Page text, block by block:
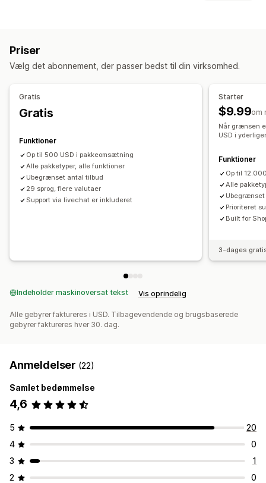
Tilbud og anbefalinger
Produkttilføjelser
Ofte købt sammen
Sampak
Anbefalinger med kunstig intelligens
Prioriteret behandling
Analyser
Klikrater Konverteringsrater
Ydeevne af tragt
Pakker med uendelige muligheder
Engrospakker Relaterede produkter Digitale produkter
Antalsbegrænsning
Faste rabatter
Procentrabatter
Køb én, og få én gratis Engrospriser
Priser
Vælg det abonnement, der passer bedst til din virksomhed.
Gratis
Gratis
Funktioner
Op til 500 USD i pakkeomsætning
Alle pakketyper, alle funktioner
Ubegrænset antal tilbud
29 sprog, flere valutaer
Support via livechat er inkluderet
Starter
$9.99om
Når grænsen
USD i
Funktioner
Op til
Alle
Prioriteret
Built for
3-dages
Indeholder maskinoversat tekst Vis oprindelig
Alle gebyrer faktureres i USD. Tilbagevendende og brugsbaserede
gebyrer faktureres hver 30. dag.
Anmeldelser (22)
Samlet bedømmelse
4,6
5
20
4
0
3
1
2
0